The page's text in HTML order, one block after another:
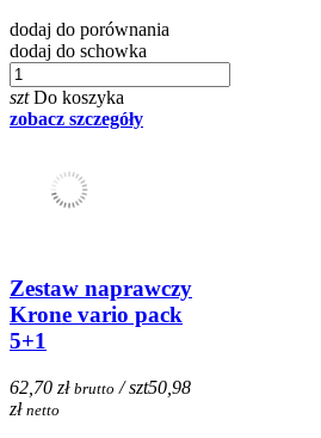
dodaj do porównania
dodaj do schowka
szt Do koszyka
zobacz szczegóły
Zestaw naprawczy
Krone vario pack
5+1
62,70 zł brutto / szt50,98
zł netto